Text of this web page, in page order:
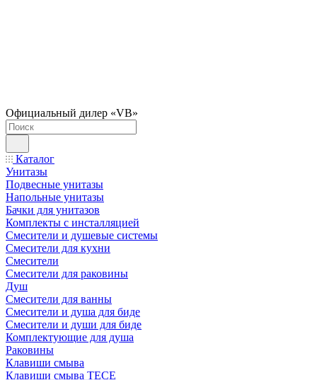
Официальный дилер «VB»
Каталог
Унитазы
Подвесные унитазы
Напольные унитазы
Бачки для унитазов
Комплекты с инсталляцией
Смесители и душевые системы
Смесители для кухни
Смесители
Смесители для раковины
Душ
Смесители для ванны
Смесители и душа для биде
Смесители и души для биде
Комплектующие для душа
Раковины
Клавиши смыва
Клавиши смыва TECE